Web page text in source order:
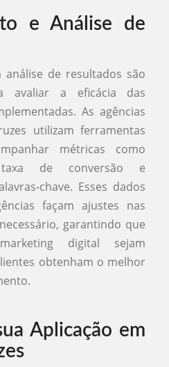
e Análise de
de resultados são
avaliar a eficácia das
As agências
utilizam ferramentas
métricas como
de conversão e
chave. Esses dados
façam ajustes nas
garantindo que
digital sejam
obtenham o melhor
Aplicação em